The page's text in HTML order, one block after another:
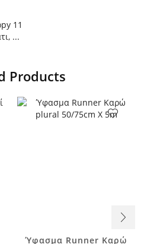
...
Products
Ύφασμα Runner Καρώ
Αυτό το